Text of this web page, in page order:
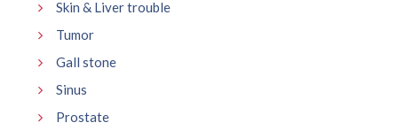
Skin & Liver trouble
Tumor
Gall stone
Sinus
Prostate